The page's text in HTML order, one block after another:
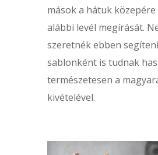
mások a hátuk közepére
alábbi levél megírását.
szeretnék ebben
sablonként is tudnak
természetesen a
kivételével.